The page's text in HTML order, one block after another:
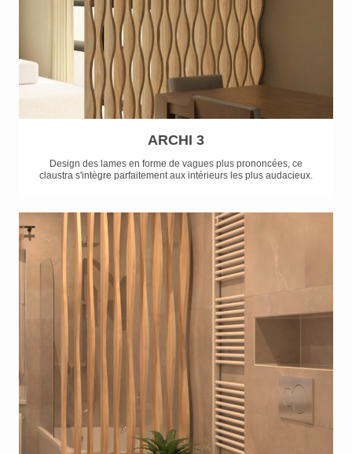
ARCHI 3
Design des lames en forme de vagues plus prononcées, ce
claustra s'intègre parfaitement aux intérieurs les plus audacieux.